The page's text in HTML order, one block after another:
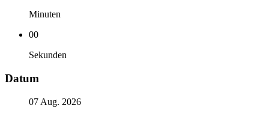
Minuten
00
Sekunden
Datum
07 Aug. 2026